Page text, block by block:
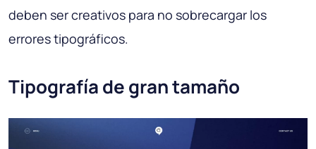
deben ser creativos para no sobrecargar los
errores tipográficos.
Tipografía de gran tamaño